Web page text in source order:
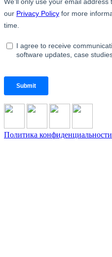
Политика конфиденциальности